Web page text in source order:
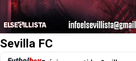
Sevilla FC